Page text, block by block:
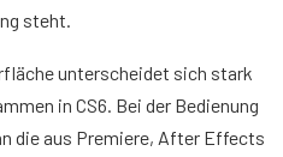
steht.
unterscheidet sich stark
in CS6. Bei der Bedienung
die aus Premiere, After Effects